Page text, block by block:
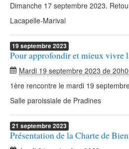
Dimanche 17 septembre 2023.
Lacapelle-Marival
19 septembre2023
Pour approfondir et mieux vivre
Mardi 19 septembre 2023 de
1ère rencontre le mardi 19
Salle paroissiale de Pradines
21 septembre2023
Présentation de la Charte de